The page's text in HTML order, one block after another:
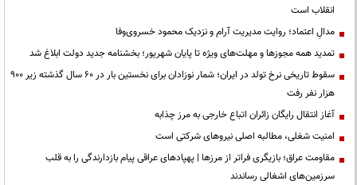
انقلاب است
مدالِ اعتماد؛ روایت مدیریت آرام و نزدیک محمود خسروی‌وفا
تمدید همه مجوزها و مهلت‌های ویژه تا پایان شهریور؛ بخشنامه جدید دولت ابلاغ شد
سقوط تاریخی نرخ تولد در ایران؛ شمار نوزادان برای نخستین بار در ۶۰ سال گذشته زیر ۹۰۰
هزار نفر رفت
آغاز انتقال رایگان زائران اتباع خارجی به مرز چذابه
‌امنیت شغلی، مطالبه اصلی نیروهای شرکتی است
مقاومت عراق؛ بازیگری فراتر از مرزها | پهپادهای عراقی پیام بازدارندگی را به قلب
سرزمین‌های اشغالی رساندند